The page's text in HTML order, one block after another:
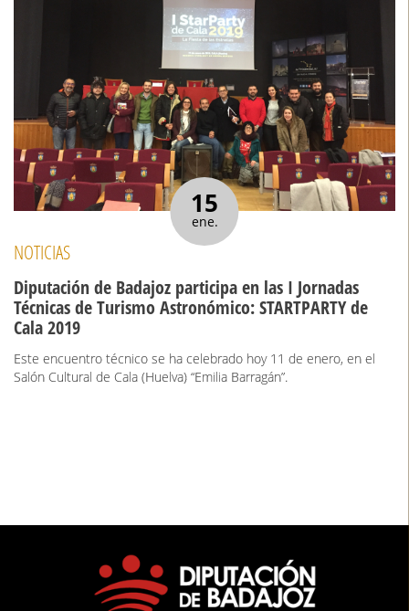
15
ene.
NOTICIAS
Diputación de Badajoz participa en las I Jornadas
Técnicas de Turismo Astronómico: STARTPARTY de
Cala 2019
Este encuentro técnico se ha celebrado hoy 11 de enero, en el
Salón Cultural de Cala (Huelva) “Emilia Barragán”.